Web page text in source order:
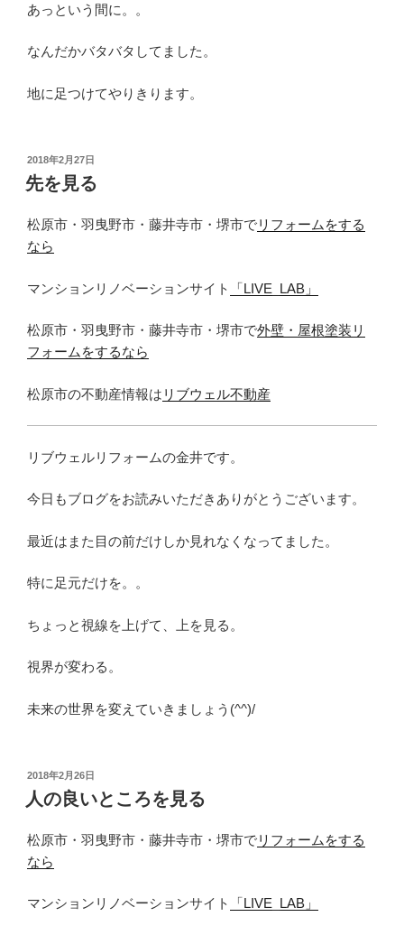
あっという間に。。
なんだかバタバタしてました。
地に足つけてやりきります。
投
稿
日:
2018年2月27日
先を見る
松原市・羽曳野市・藤井寺市・堺市でリフォームをする
なら
マンションリノベーションサイト 「LIVE_LAB」
松原市・羽曳野市・藤井寺市・堺市で外壁・屋根塗装リ
フォームをするなら
松原市の不動産情報は リブウェル不動産
リブウェルリフォームの金井です。
今日もブログをお読みいただきありがとうございます。
最近はまた目の前だけしか見れなくなってました。
特に足元だけを。。
ちょっと視線を上げて、上を見る。
視界が変わる。
未来の世界を変えていきましょう(^^)/
投
稿
日:
2018年2月26日
人の良いところを見る
松原市・羽曳野市・藤井寺市・堺市でリフォームをする
なら
マンションリノベーションサイト 「LIVE_LAB」